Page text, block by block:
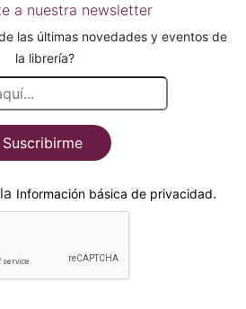
a nuestra newsletter
las últimas novedades y eventos de
la librería?
Suscribirme
He leido y acepto la Información básica de privacidad.